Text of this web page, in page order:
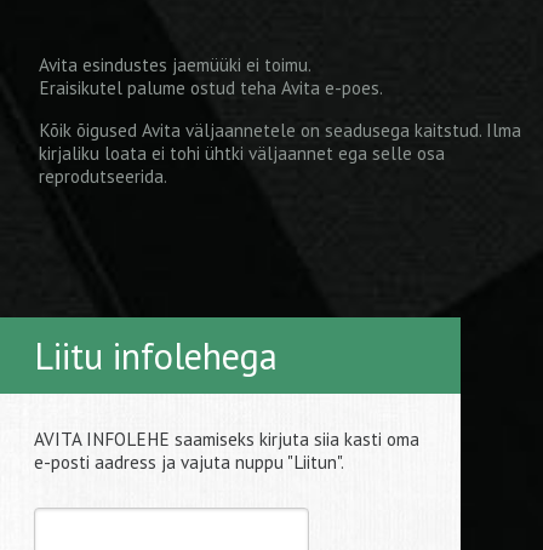
Avita esindustes jaemüüki ei toimu.
Eraisikutel palume ostud teha Avita e-poes.
Kõik õigused Avita väljaannetele on seadusega kaitstud. Ilma
kirjaliku loata ei tohi ühtki väljaannet ega selle osa
reprodutseerida.
Liitu infolehega
AVITA INFOLEHE saamiseks kirjuta siia kasti oma
e-posti aadress ja vajuta nuppu "Liitun".